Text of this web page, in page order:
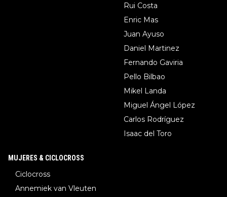
Rui Costa
Enric Mas
Juan Ayuso
Daniel Martinez
Fernando Gaviria
Pello Bilbao
Mikel Landa
Miguel Ángel López
Carlos Rodríguez
Isaac del Toro
MUJERES & CICLOCROSS
Ciclocross
Annemiek van Vleuten